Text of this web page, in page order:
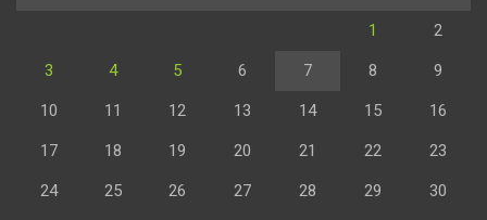
1 2
3 4 5 6 7 8 9
10 11 12 13 14 15 16
17 18 19 20 21 22 23
24 25 26 27 28 29 30